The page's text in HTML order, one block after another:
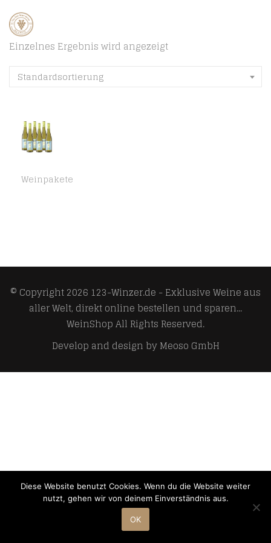
Einzelnes Ergebnis wird angezeigt
Standardsortierung
Weinpakete
© Copyright 2026 123-Winzer.de - Exklusive Weine aus
aller Welt, direkt online bestellen und sparen...
WeinShopAll Rights Reserved.
Develop and design byMeoso GmbH
Diese Website benutzt Cookies. Wenn du die Website weiter
nutzt, gehen wir von deinem Einverständnis aus.
OK